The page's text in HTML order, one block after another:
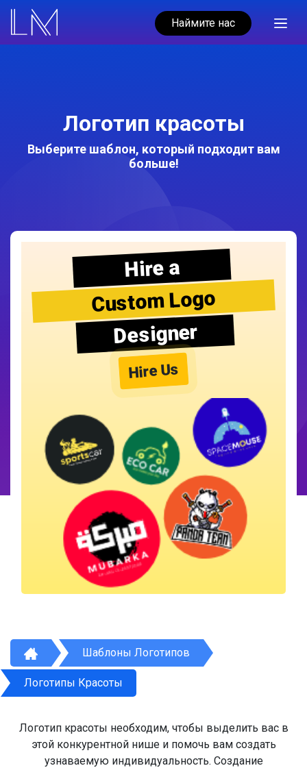
Наймите нас
Логотип красоты
Выберите шаблон, который подходит вам
больше!
Hire a
Custom Logo
Designer
Hire Us
Шаблоны Логотипов
Логотипы Красоты
Логотип красоты необходим, чтобы выделить вас в
этой конкурентной нише и помочь вам создать
узнаваемую индивидуальность. Создание